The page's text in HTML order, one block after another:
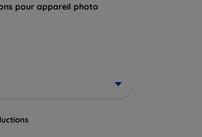
pour appareil photo